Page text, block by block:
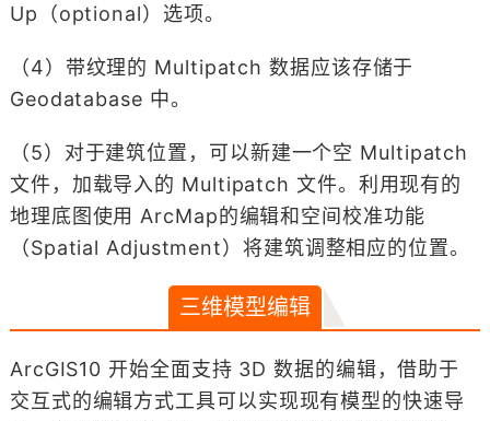
Up（optional）选项。
（4）带纹理的 Multipatch 数据应该存储于
Geodatabase 中。
（5）对于建筑位置，可以新建一个空 Multipatch
文件，加载导入的 Multipatch 文件。利用现有的
地理底图使用 ArcMap的编辑和空间校准功能
（Spatial Adjustment）将建筑调整相应的位置。
三维模型编辑
ArcGIS10 开始全面支持 3D 数据的编辑，借助于
交互式的编辑方式工具可以实现现有模型的快速导